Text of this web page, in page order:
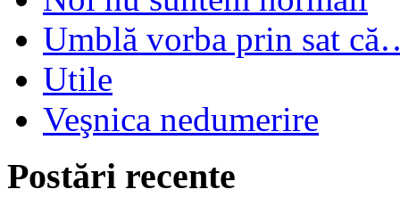
Umblă vorba prin sat
Utile
Veşnica nedumerire
Postări recente